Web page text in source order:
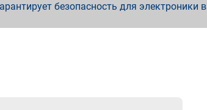
безопасность для электроники